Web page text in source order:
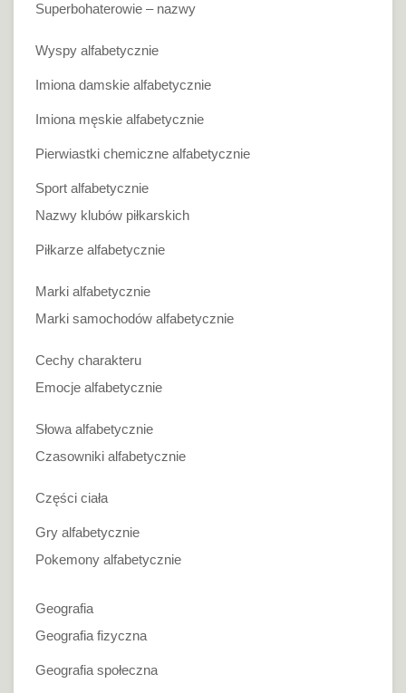
Superbohaterowie – nazwy
Wyspy alfabetycznie
Imiona damskie alfabetycznie
Imiona męskie alfabetycznie
Pierwiastki chemiczne alfabetycznie
Sport alfabetycznie
Nazwy klubów piłkarskich
Piłkarze alfabetycznie
Marki alfabetycznie
Marki samochodów alfabetycznie
Cechy charakteru
Emocje alfabetycznie
Słowa alfabetycznie
Czasowniki alfabetycznie
Części ciała
Gry alfabetycznie
Pokemony alfabetycznie
Geografia
Geografia fizyczna
Geografia społeczna